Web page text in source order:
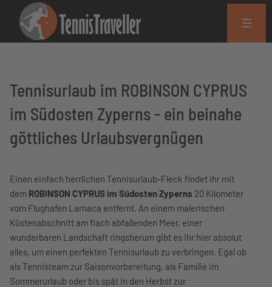
Tennisurlaub im ROBINSON CYPRUS
im Südosten Zyperns - ein beinahe
göttliches Urlaubsvergnügen
Einen einfach herrlichen Tennisurlaub-Fleck findet ihr mit
dem ROBINSON CYPRUS im Südosten Zyperns 20 Kilometer
vom Flughafen Larnaca entfernt. An einem malerischen
Küstenabschnitt am flach abfallenden Meer, einer
wunderbaren Landschaft ringsherum gibt es ihr hier absolut
alles, um einen perfekten Tennisurlaub zu verbringen. Egal ob
als Tennisteam zur Saisonvorbereitung, als Familie im
Sommerurlaub oder bis spät in den Herbst zur